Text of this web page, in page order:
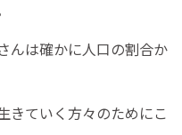
んは確かに人口の割合か
きていく方々のためにこ